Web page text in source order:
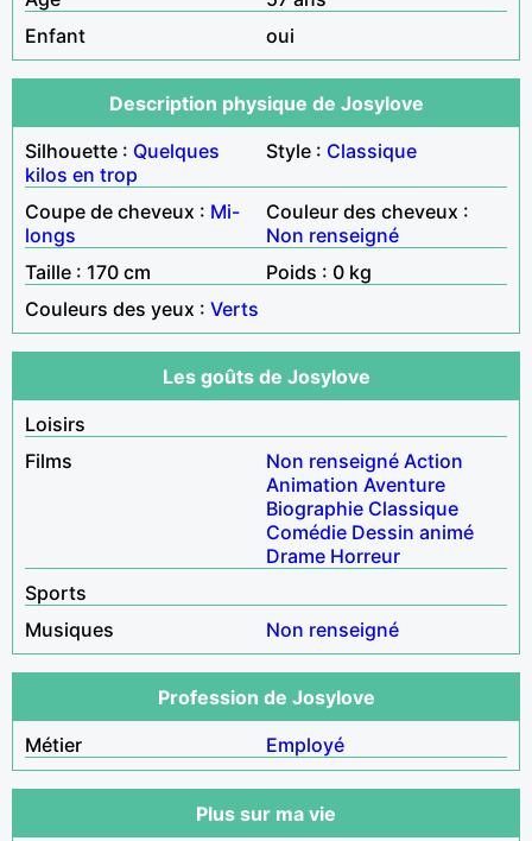
Enfant
oui
Description physique de Josylove
Silhouette : Quelques
kilos en trop
Style : Classique
Coupe de cheveux : Mi-
longs
Couleur des cheveux :
Non renseigné
Taille : 170 cm
Poids : 0 kg
Couleurs des yeux : Verts
Les goûts de Josylove
Loisirs
Films
Non renseigné Action
Animation Aventure
Biographie Classique
Comédie Dessin animé
Drame Horreur
Sports
Musiques
Non renseigné
Profession de Josylove
Métier
Employé
Plus sur ma vie